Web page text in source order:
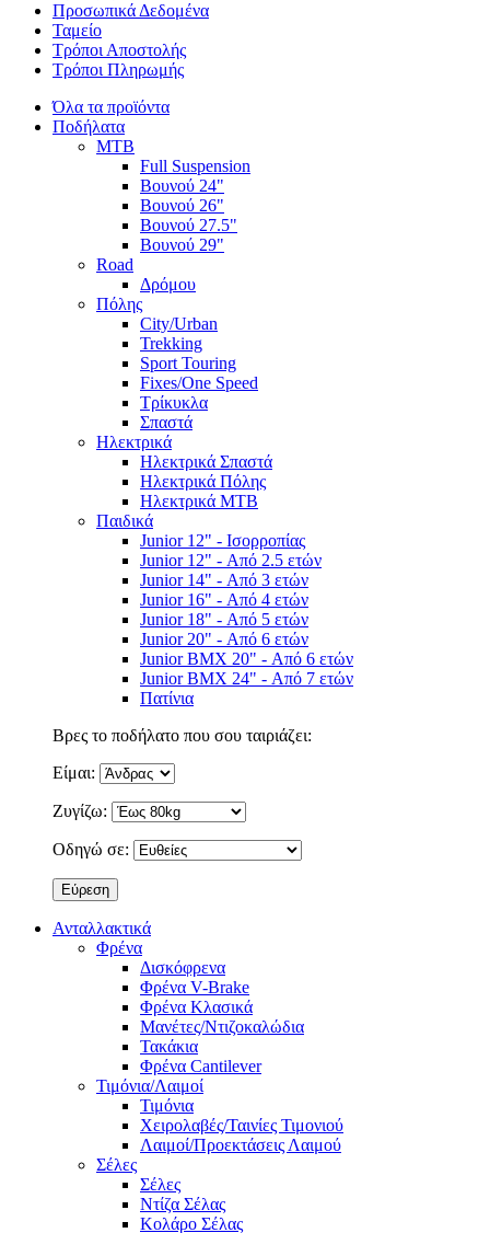
Προσωπικά Δεδομένα
Ταμείο
Τρόποι Αποστολής
Τρόποι Πληρωμής
Όλα τα προϊόντα
Ποδήλατα
MTB
Full Suspension
Βουνού 24"
Βουνού 26"
Βουνού 27.5"
Βουνού 29"
Road
Δρόμου
Πόλης
City/Urban
Trekking
Sport Touring
Fixes/One Speed
Τρίκυκλα
Σπαστά
Ηλεκτρικά
Ηλεκτρικά Σπαστά
Ηλεκτρικά Πόλης
Ηλεκτρικά MTB
Παιδικά
Junior 12" - Ισορροπίας
Junior 12" - Από 2.5 ετών
Junior 14" - Από 3 ετών
Junior 16" - Από 4 ετών
Junior 18" - Από 5 ετών
Junior 20" - Από 6 ετών
Junior BMX 20" - Από 6 ετών
Junior BMX 24" - Από 7 ετών
Πατίνια
Βρες το ποδήλατο που σου ταιριάζει:
Είμαι:
Ζυγίζω:
Οδηγώ σε:
Ανταλλακτικά
Φρένα
Δισκόφρενα
Φρένα V-Brake
Φρένα Κλασικά
Μανέτες/Ντιζοκαλώδια
Τακάκια
Φρένα Cantilever
Τιμόνια/Λαιμοί
Τιμόνια
Χειρολαβές/Ταινίες Τιμονιού
Λαιμοί/Προεκτάσεις Λαιμού
Σέλες
Σέλες
Ντίζα Σέλας
Κολάρο Σέλας